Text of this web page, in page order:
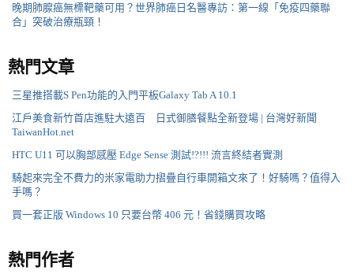
晚期肺腺癌無標靶藥可用？世界肺癌日名醫專訪：第一線「免疫四藥聯
合」突破治療瓶頸！
熱門文章
三星推搭載S Pen功能的入門平板Galaxy Tab A 10.1
江戶美食新竹首店進駐大遠百 日式御膳餐點全新登場 | 台灣好新聞
TaiwanHot.net
HTC U11 可以胸部感壓 Edge Sense 測試!?!!! 流言終結者實測
騎起來完全不費力的米家電助力摺疊自行車開箱文來了！好騎嗎？值得入
手嗎？
買一套正版 Windows 10 只要台幣 406 元！省錢購買攻略
熱門作者